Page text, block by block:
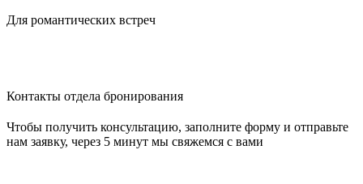
Для романтических встреч
Контакты отдела бронирования
Чтобы получить консультацию, заполните форму и отправьте
нам заявку, через 5 минут мы свяжемся с вами